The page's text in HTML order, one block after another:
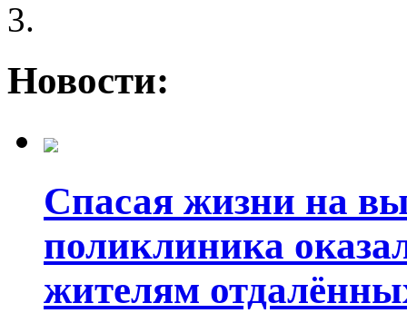
Новости:
Спасая жизни на
поликлиника
жителям